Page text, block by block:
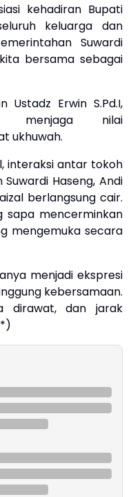
kehadiran Bupati
keluarga dan
Suwardi
bersama sebagai
Ustadz Erwin S.Pd.I,
menjaga nilai
ukhuwah.
interaksi antar tokoh
Haseng, Andi
berlangsung cair.
sapa mencerminkan
mengemuka secara
menjadi ekspresi
kebersamaan.
dirawat, dan jarak